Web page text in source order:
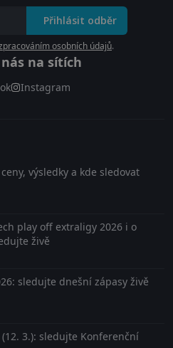
Přihlásit odběr
osobních údajů.
na sítích
Instagram
výsledky a kde sledovat
play off extraligy 2026 i o
živě
sledujte dnešní zápasy živě
3.): sledujte Konferenční